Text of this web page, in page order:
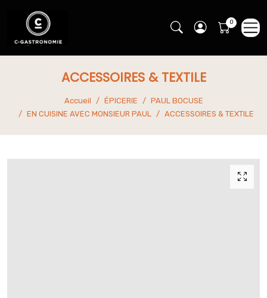
ACCESSOIRES & TEXTILE
Accueil ÉPICERIE
PAUL BOCUSE
EN CUISINE AVEC MONSIEUR PAUL
ACCESSOIRES & TEXTILE